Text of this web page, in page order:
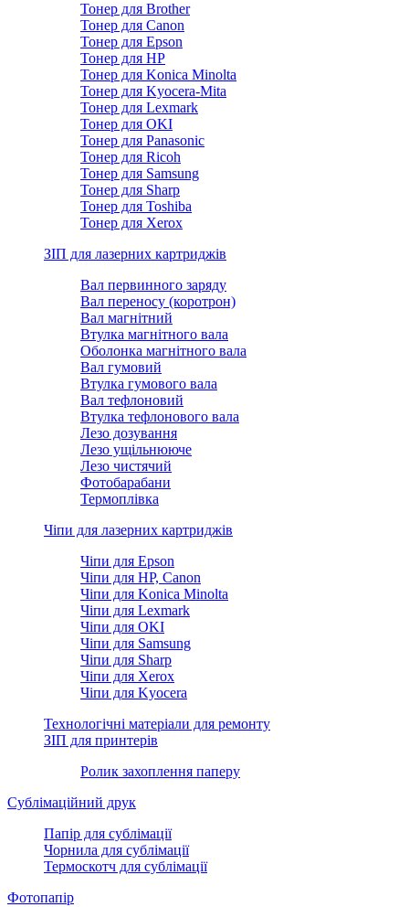
Тонер для Brother
Тонер для Canon
Тонер для Epson
Тонер для HP
Тонер для Konica Minolta
Тонер для Kyocera-Mita
Тонер для Lexmark
Тонер для OKI
Тонер для Panasonic
Тонер для Ricoh
Тонер для Samsung
Тонер для Sharp
Тонер для Toshiba
Тонер для Xerox
ЗІП для лазерних картриджів
Вал первинного заряду
Вал переносу (коротрон)
Вал магнітний
Втулка магнітного вала
Оболонка магнітного вала
Вал гумовий
Втулка гумового вала
Вал тефлоновий
Втулка тефлонового вала
Лезо дозування
Лезо ущільнююче
Лезо чистячий
Фотобарабани
Термоплівка
Чіпи для лазерних картриджів
Чіпи для Epson
Чіпи для HP, Canon
Чіпи для Konica Minolta
Чіпи для Lexmark
Чіпи для OKI
Чіпи для Samsung
Чіпи для Sharp
Чіпи для Xerox
Чіпи для Kyocera
Технологічні матеріали для ремонту
ЗІП для принтерів
Ролик захоплення паперу
Сублімаційний друк
Папір для сублімації
Чорнила для сублімації
Термоскотч для сублімації
Фотопапір